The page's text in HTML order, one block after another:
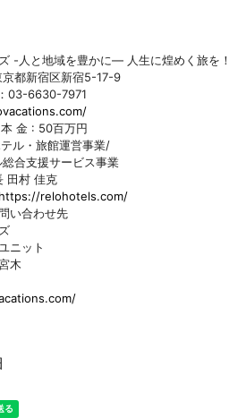
-人と地域を豊かに― 人生に煌めく旅を！
都新宿区新宿5-17-9
03-6630-7971
金 : 50百万円
ル・旅館運営事業/
合支援サービス事業
田村 佳克
https://relohotels.com/
い合わせ先
ニット
木